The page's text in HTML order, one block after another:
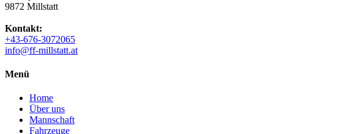
9872 Millstatt
Kontakt:
+43-676-3072065
info@ff-millstatt.at
Menü
Home
Über uns
Mannschaft
Fahrzeuge